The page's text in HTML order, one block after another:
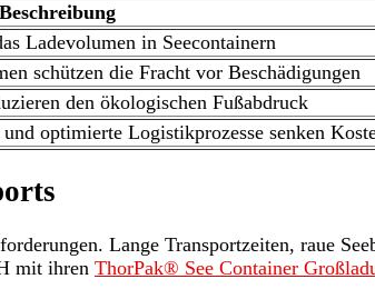
Beschreibung
Ladevolumen in Seecontainern
schützen die Fracht vor Beschädigungen
den ökologischen Fußabdruck
optimierte Logistikprozesse senken
Lange Transportzeiten, raue
mit ihren ThorPak® See Container